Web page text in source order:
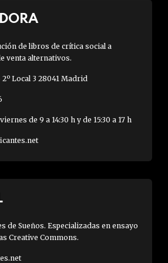
de libros de crítica social a
venta alternativos.
Local 3 28041 Madrid
de 9 a 14:30 h y de 15:30 a 17 h
de Sueños. Especializadas en ensayo
Creative Commons.